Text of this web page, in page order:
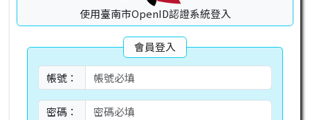
使用臺南市OpenID認證系統登入
會員登入
帳號：
密碼：